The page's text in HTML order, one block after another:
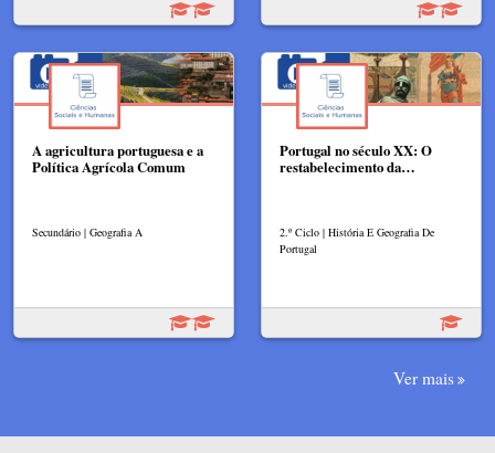
A agricultura portuguesa e a
Política Agrícola Comum
Secundário | Geografia A
Portugal no século XX: O
restabelecimento da…
2.º Ciclo | História E Geografia De
Portugal
Ver mais